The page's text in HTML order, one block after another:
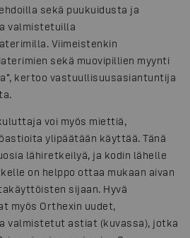
sekä puukuidusta ja
valmistetuilla
Viimeistenkin
sekä muovipillien myynti
kertoo vastuullisuusasiantuntija
voi myös miettiä,
ylipäätään käyttää. Tänä
lähiretkeilyä, ja kodin lähelle
on helppo ottaa mukaan aivan
sijaan. Hyvä
myös Orthexin uudet,
valmistetut astiat (kuvassa), jotka